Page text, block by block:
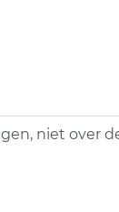
niet over